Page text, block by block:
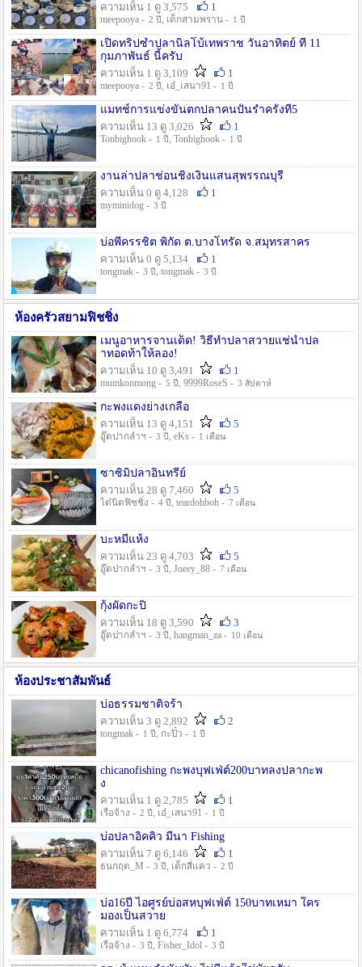
ความเห็น 1 ดู 3,575
1
meepooya - 2 ปี , เด็กสามพราน - 1 ปี
เปิดทริปซ้ำปลานิลโบ้เทพราช วันอาทิตย์ ที่ 11
กุมภาพันธ์ นี้ครับ
ความเห็น 1 ดู 3,109
1
meepooya - 2 ปี , เอ๋_เสนา91 - 1 ปี
แมทช์การแข่งขั้นตกปลาคนปั้นรำครั้งที่5
ความเห็น 13 ดู 3,026
1
Tonbighook - 1 ปี , Tonbighook - 1 ปี
งานล่าปลาช่อนชิงเงินแสนสุพรรณบุรี
ความเห็น 0 ดู 4,128
1
myminidog - 3 ปี
บ่อพี่ครรชิต พิกัด ต.บางโทรัด จ.สมุทรสาคร
ความเห็น 0 ดู 5,134
1
tongmak - 3 ปี , tongmak - 3 ปี
ห้องครัวสยามฟิชชิ่ง
เมนูอาหารจานเด็ด! วิธีทำปลาสวายแช่น้ำปล
าทอดท้าให้ลอง!
ความเห็น 10 ดู 3,491
1
mumkonmong - 5 ปี , 9999RoseS - 3 สัปดาห์
กะพงแดงย่างเกลือ
ความเห็น 13 ดู 4,151
5
อู๊ดปากลำฯ - 3 ปี , eKs - 1 เดือน
ซาซิมิปลาอินทรีย์
ความเห็น 28 ดู 7,460
5
ไต๋นิตฟิชชิ่ง - 4 ปี , teardohboh - 7 เดือน
บะหมี่แห้ง
ความเห็น 23 ดู 4,703
5
อู๊ดปากลำฯ - 3 ปี , Joeey_88 - 7 เดือน
กุ้งผัดกะปิ
ความเห็น 18 ดู 3,590
3
อู๊ดปากลำฯ - 3 ปี , hangman_za - 10 เดือน
ห้องประชาสัมพันธ์
บ่อธรรมชาติจร้า
ความเห็น 3 ดู 2,892
2
tongmak - 1 ปี , กะปิ๋ว - 1 ปี
chicanofishing กะพงบุฟเฟ่ต์200บาทลงปลากะพ
ง
ความเห็น 1 ดู 2,785
1
เรือจ้าง - 2 ปี , เอ๋_เสนา91 - 1 ปี
บ่อปลาอิคคิว มีนา Fishing
ความเห็น 7 ดู 6,146
1
ธนกฤต_M - 3 ปี , เด็กสี่แคว - 2 ปี
บ่อ16ปี ไอศูรย์บ่อสหบุฟเฟ่ต์ 150บาทเหมา ใคร
มองเป็นสวาย
ความเห็น 1 ดู 6,774
1
เรือจ้าง - 3 ปี , Fisher_Idol - 3 ปี